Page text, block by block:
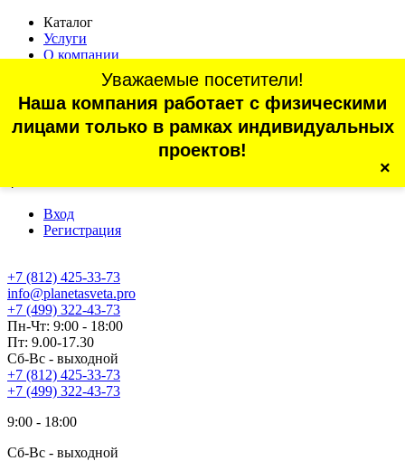
Каталог
Услуги
О компании
Статьи
Контакты
Отзывы
г. Санкт-Петербург, проспект Обуховской Обороны, 70, корп.
Вход
Регистрация
+7 (812) 425-33-73
Уважаемые посетители!
Наша компания работает с физическими
лицами только в рамках индивидуальных
проектов!
×
info@planetasveta.pro
+7 (499) 322-43-73
Пн-Чт: 9:00 - 18:00
Пт: 9.00-17.30
Сб-Вс - выходной
+7 (812) 425-33-73
+7 (499) 322-43-73
9:00 - 18:00
Сб-Вс - выходной